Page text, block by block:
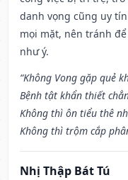
danh vọng cũng uy
mọi mặt, nên tránh
như ý.
“Không Vong gặp quẻ
Bệnh tật khẩn thiết
Không thì ôn tiểu thê
Không thì trộm cắp
Nhị Thập Bát Tú